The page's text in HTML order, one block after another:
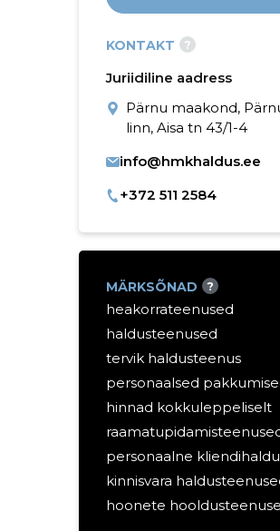
KONTAKT ?
Juriidiline aadress
Pärnu maakond,
linn, Aisa tn 43/1-4
info@hmkhaldus.ee
+372 511 2584
MÄRKSÕNAD ?
heakorrateenused
haldusteenused
tervik haldusteenus
personaalsed
hinnad kokkuleppeliselt
personaalne
kinnisvara
hoonete